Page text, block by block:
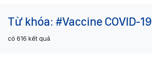
Từ khóa: #Vaccine COVID-19
có 616 kết quả